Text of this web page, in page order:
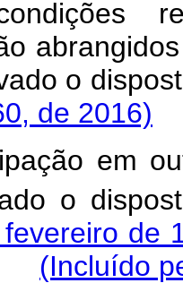
o
de 2016)
em
o
de
(Incluído